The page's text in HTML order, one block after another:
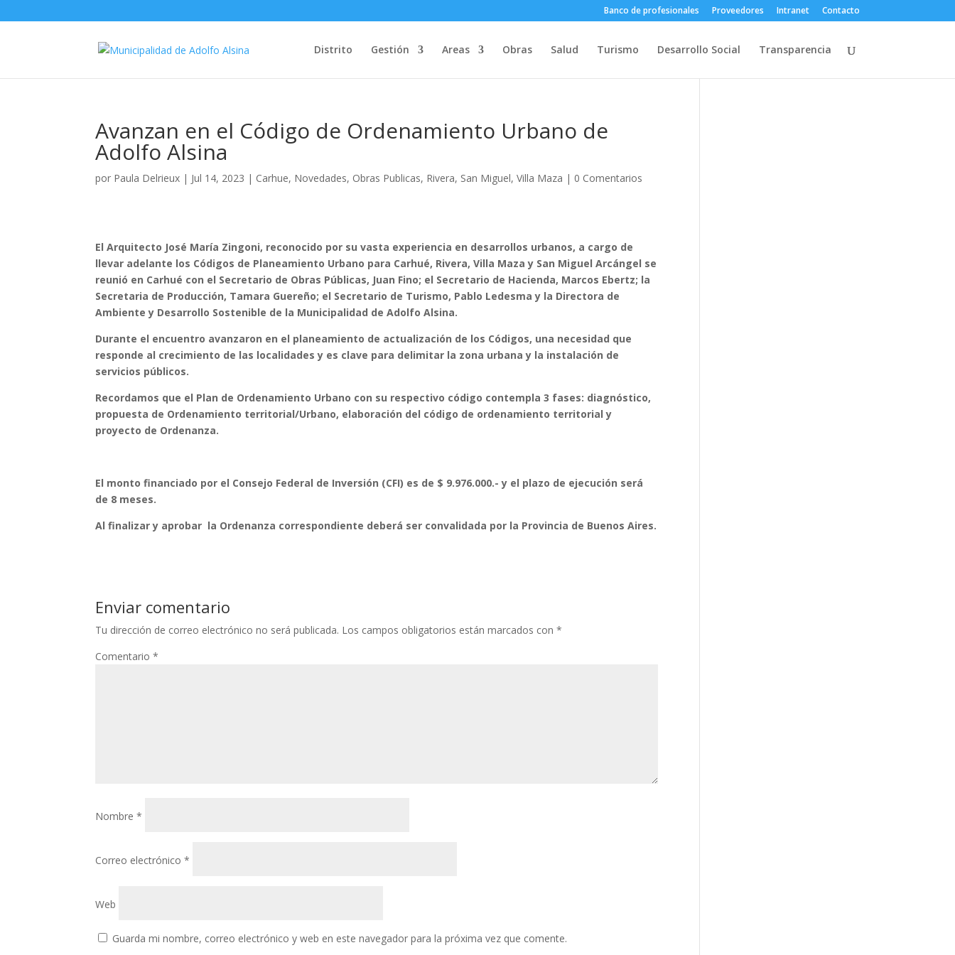
Banco de profesionales Proveedores Intranet Contacto
Distrito Gestión Areas Obras Salud Turismo Desarrollo Social Transparencia
Avanzan en el Código de Ordenamiento Urbano de
Adolfo Alsina
por Paula Delrieux | Jul 14, 2023 | Carhue, Novedades, Obras Publicas, Rivera, San Miguel,Villa Maza | 0 Comentarios
El Arquitecto José María Zingoni, reconocido por su vasta experiencia en desarrollos urbanos, a cargo de
llevar adelante los Códigos de Planeamiento Urbano para Carhué, Rivera, Villa Maza y San Miguel Arcángel se
reunió en Carhué con el Secretario de Obras Públicas, Juan Fino; el Secretario de Hacienda, Marcos Ebertz; la
Secretaria de Producción, Tamara Guereño; el Secretario de Turismo, Pablo Ledesma y la Directora de
Ambiente y Desarrollo Sostenible de la Municipalidad de Adolfo Alsina.
Durante el encuentro avanzaron en el planeamiento de actualización de los Códigos, una necesidad que
responde al crecimiento de las localidades y es clave para delimitar la zona urbana y la instalación de
servicios públicos.
Recordamos que el Plan de Ordenamiento Urbano con su respectivo código contempla 3 fases: diagnóstico,
propuesta de Ordenamiento territorial/Urbano, elaboración del código de ordenamiento territorial y
proyecto de Ordenanza.
El monto financiado por el Consejo Federal de Inversión (CFI) es de $ 9.976.000.- y el plazo de ejecución será
de 8 meses.
Al finalizar y aprobar la Ordenanza correspondiente deberá ser convalidada por la Provincia de Buenos Aires.
Enviar comentario
Tu dirección de correo electrónico no será publicada. Los campos obligatorios están marcados con*
Comentario*
Nombre*
Correo electrónico*
Web
Guarda mi nombre, correo electrónico y web en este navegador para la próxima vez que comente.